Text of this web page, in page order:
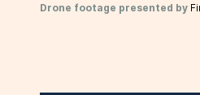
Drone footage presented by